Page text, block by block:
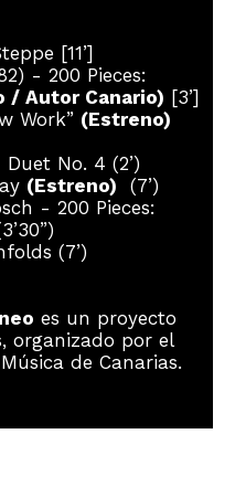
[11’]
- 200 Pieces:
/ Autor Canario) [3’]
Work” (Estreno)
No. 4 (2’)
(Estreno) (7’)
- 200 Pieces:
(7’)
es un proyecto
organizado por el
de Canarias.